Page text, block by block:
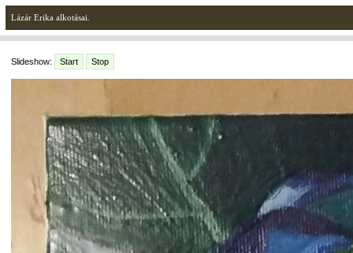
Lázár Erika alkotásai.
Slideshow: Start Stop